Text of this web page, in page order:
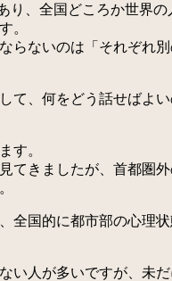
り、全国どころか世界の
。
らないのは「それぞれ別
て、何をどう話せばよい
す。
てきましたが、首都圏外
全国的に都市部の心理
い人が多いですが、未